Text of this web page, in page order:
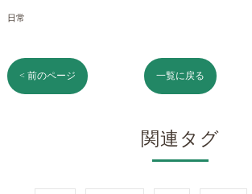
日常
< 前のページ 一覧に戻る
関連タグ